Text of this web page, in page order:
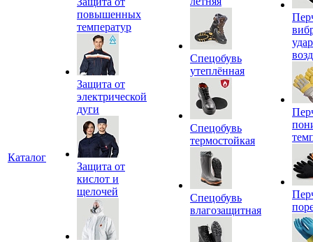
Каталог
повышенных
температур
Защита от
электрической
дуги
Защита от
кислот и
щелочей
Спецобувь
утеплённая
Спецобувь
термостойкая
Спецобувь
влагозащитная